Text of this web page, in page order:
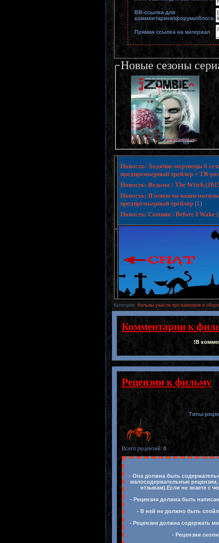
BB-cсылка для
комментариев\форума\блога
Прямая ссылка на материал
Новые сезоны
.
Новость: Ходячие мертвецы 6
предпремьерный трейлер + ТВ-
Новость: Ведьма \ The Witch
Новость: Я плюю на ваши
предпремьерный трейлер (1)
Новость: Сомния \ Before I Wake
Категория: Фильмы ужасов про вампиров и
Комментарии к
!В
Рецензии к фильму
Типы
Всего рецензий: 0
- Она должна быть
малосодержательные
отзывам).Если не знаете с
- Рецензия должна быть
- В ней не должно быть
- Рецензия должна содержать
- Рецензии